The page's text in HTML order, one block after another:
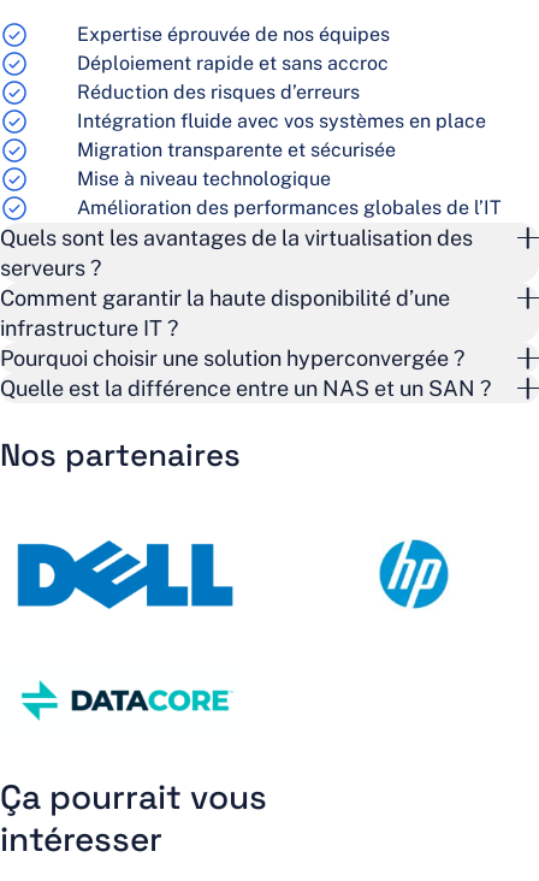
Expertise éprouvée de nos équipes
Déploiement rapide et sans accroc
Réduction des risques d’erreurs
Intégration fluide avec vos systèmes en place
Migration transparente et sécurisée
Mise à niveau technologique
Amélioration des performances globales de l’IT
Quels sont les avantages de la virtualisation des
serveurs ?
La virtualisation optimise l’utilisation des ressources, réduit
les coûts matériels et facilite la gestion et la reprise
d’activité après un sinistre.
Comment garantir la haute disponibilité d’une
infrastructure IT ?
utilisant des serveurs et baies de stockage tolérants aux
pannes. L’hyperconvergence est également une solution
Pourquoi choisir une solution hyperconvergée ?
L’hyperconvergence simplifie la gestion IT en intégrant
calcul, stockage et réseau dans une solution unique,
Quelle est la différence entre un NAS et un SAN ?
Un NAS est un stockage en réseau, tandis qu’un SAN est un
Nos partenaires
Ça pourrait vous
intéresser